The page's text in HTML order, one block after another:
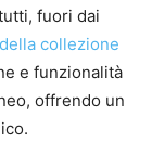
fuori dai
collezione
e funzionalità
offrendo un